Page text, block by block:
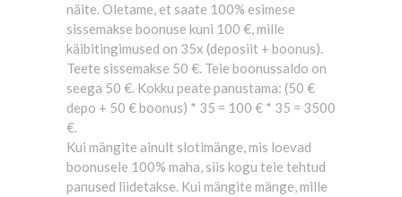
näite. Oletame, et saate 100% esimese
sissemakse boonuse kuni 100 €, mille
käibitingimused on 35x (deposiit + boonus).
Teete sissemakse 50 €. Teie boonussaldo on
seega 50 €. Kokku peate panustama: (50 €
depo + 50 € boonus) * 35 = 100 € * 35 = 3500
€.
Kui mängite ainult slotimänge, mis loevad
boonusele 100% maha, siis kogu teie tehtud
panused liidetakse. Kui mängite mänge, mille